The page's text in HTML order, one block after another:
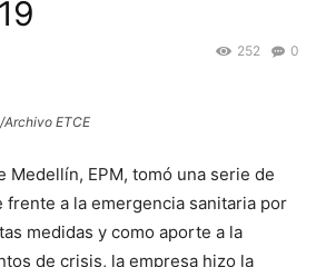
0
252
ETCE
Medellín, EPM, tomó una serie de
frente a la emergencia sanitaria por
medidas y como aporte a la
de crisis, la empresa hizo la